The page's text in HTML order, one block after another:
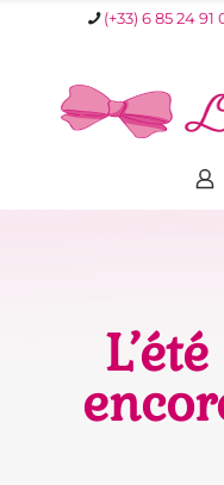
(+33) 6 85 24 91